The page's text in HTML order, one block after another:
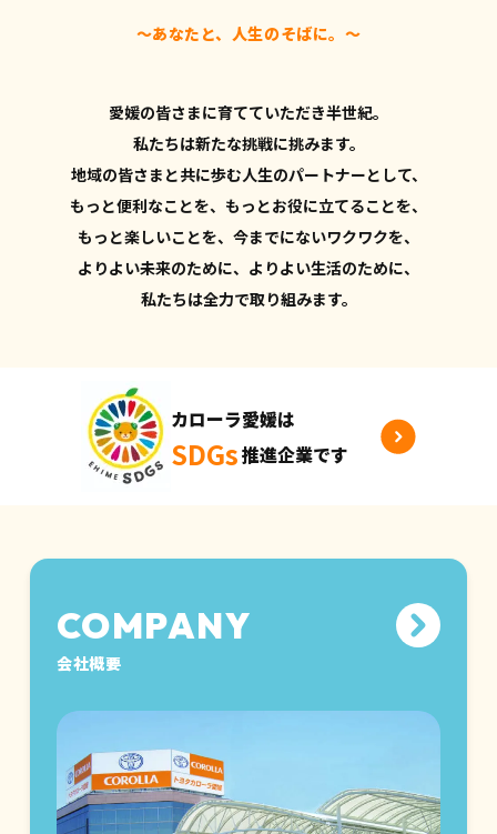
〜あなたと、人生のそばに。〜
愛媛の皆さまに育てていただき半世紀。
私たちは新たな挑戦に挑みます。
地域の皆さまと共に歩む人生のパートナーとして、
もっと便利なことを、もっとお役に立てることを、
もっと楽しいことを、今までにないワクワクを、
よりよい未来のために、よりよい生活のために、
私たちは全力で取り組みます。
カローラ愛媛は
SDGs推進企業です
会社概要